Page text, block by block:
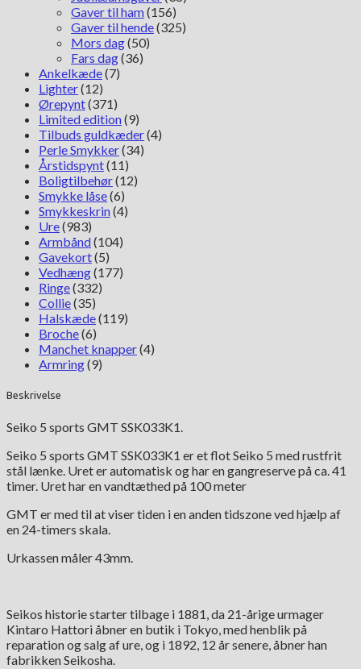
Gaver til ham(156)
Gaver til hende(325)
Mors dag(50)
Fars dag(36)
Ankelkæde(7)
Lighter(12)
Ørepynt(371)
Limited edition(9)
Tilbuds guldkæder(4)
Perle Smykker(34)
Årstidspynt(11)
Boligtilbehør(12)
Smykke låse(6)
Smykkeskrin(4)
Ure(983)
Armbånd(104)
Gavekort(5)
Vedhæng(177)
Ringe(332)
Collie(35)
Halskæde(119)
Broche(6)
Manchet knapper(4)
Armring(9)
Beskrivelse
Seiko 5 sports GMT SSK033K1.
Seiko 5 sports GMT SSK033K1 er et flot Seiko 5 med rustfrit
stål lænke. Uret er automatisk og har en gangreserve på ca. 41
timer. Uret har en vandtæthed på 100 meter
GMT er med til at viser tiden i en anden tidszone ved hjælp af
en 24-timers skala.
Urkassen måler 43mm.
Seikos historie starter tilbage i 1881, da 21-årige urmager
Kintaro Hattori åbner en butik i Tokyo, med henblik på
reparation og salg af ure, og i 1892, 12 år senere, åbner han
fabrikken Seikosha.